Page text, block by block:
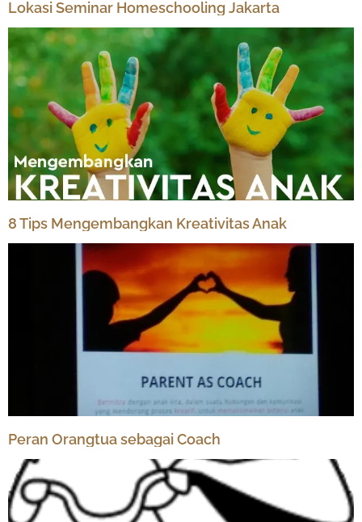
Lokasi Seminar Homeschooling Jakarta
8 Tips Mengembangkan Kreativitas Anak
Peran Orangtua sebagai Coach